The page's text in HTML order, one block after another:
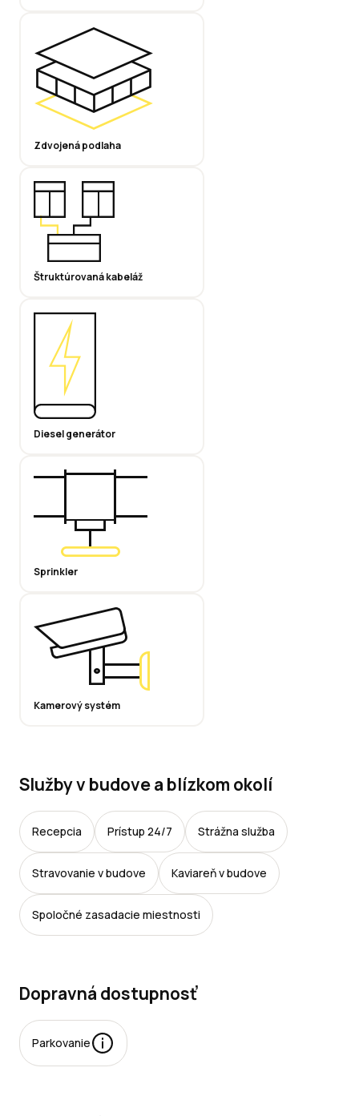
Zdvojená podlaha
Štruktúrovaná kabeláž
Diesel generátor
Sprinkler
Kamerový systém
Služby v budove a blízkom okolí
Recepcia Prístup 24/7 Strážna služba
Stravovanie v budove Kaviareň v budove
Spoločné zasadacie miestnosti
Dopravná dostupnosť
Parkovanie